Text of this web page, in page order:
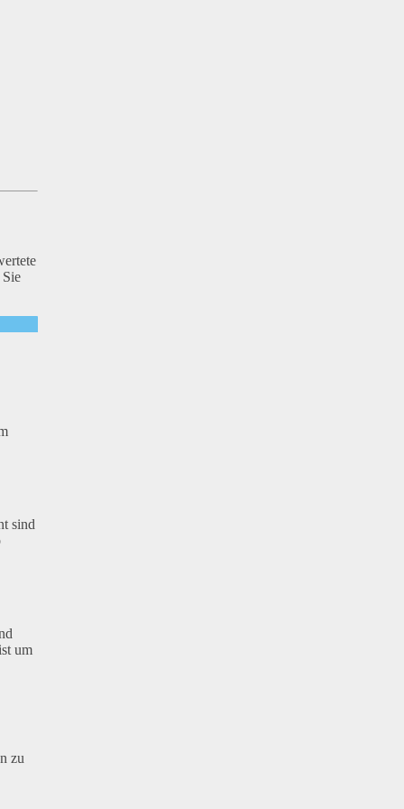
sind
um
zu